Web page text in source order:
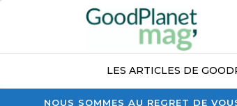
NOUS SOMMES AU REGRET DE
LES ARTICLES DE